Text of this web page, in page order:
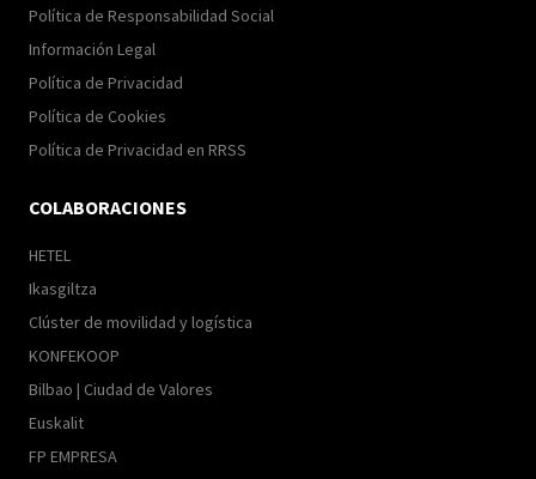
Política de Responsabilidad Social
Información Legal
Política de Privacidad
Política de Cookies
Política de Privacidad en RRSS
COLABORACIONES
HETEL
Ikasgiltza
Clúster de movilidad y logística
KONFEKOOP
Bilbao | Ciudad de Valores
Euskalit
FP EMPRESA